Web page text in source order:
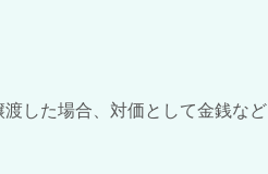
した場合、対価として金銭など